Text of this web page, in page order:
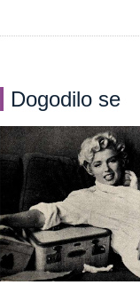
Dogodilo se